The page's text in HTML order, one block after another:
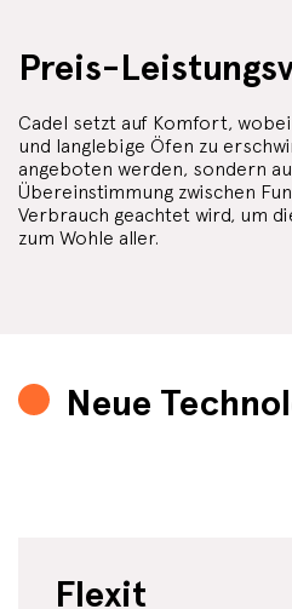
Preis-
Cadel setzt auf Komfort,
und langlebige Öfen zu
angeboten werden, sondern
Übereinstimmung zwischen
Verbrauch geachtet wird, um
zum Wohle aller.
Neue
Flexit